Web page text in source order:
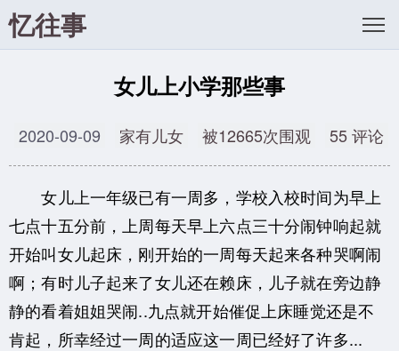
忆往事
女儿上小学那些事
2020-09-09 家有儿女 被12665次围观 55 评论
女儿上一年级已有一周多，学校入校时间为早上
七点十五分前，上周每天早上六点三十分闹钟响起就
开始叫女儿起床，刚开始的一周每天起来各种哭啊闹
啊；有时儿子起来了女儿还在赖床，儿子就在旁边静
静的看着姐姐哭闹..九点就开始催促上床睡觉还是不
肯起，所幸经过一周的适应这一周已经好了许多...